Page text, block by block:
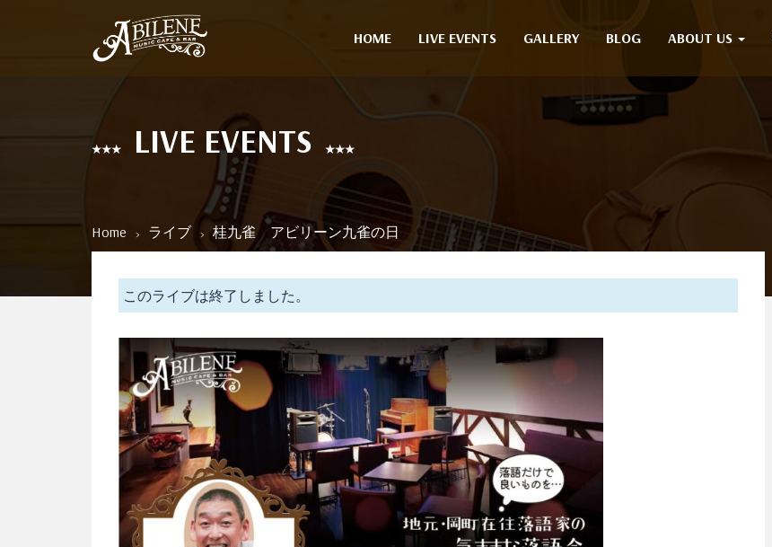
HOME LIVE EVENTS GALLERY BLOG ABOUT US
LIVE EVENTS
Home ライブ 桂九雀 アビリーン九雀の日
このライブは終了しました。